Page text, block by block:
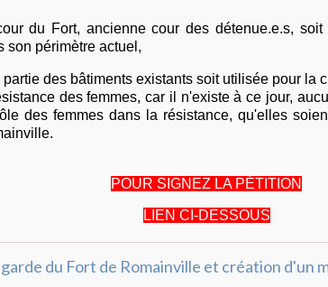
du Fort, ancienne cour des détenue.e.s, soit
son périmètre actuel,
partie des bâtiments existants soit utilisée pour la
des femmes, car il n'existe à ce jour,
des femmes dans la résistance, qu'elles
POUR SIGNEZ LA PÉTITION
LIEN CI-DESSOUS